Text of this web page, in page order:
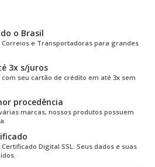
o Brasil
e Transportadoras para grandes
3x s/juros
seu cartão de crédito em até 3x sem
procedência
marcas, nossos produtos possuem
Digital SSL. Seus dados e suas